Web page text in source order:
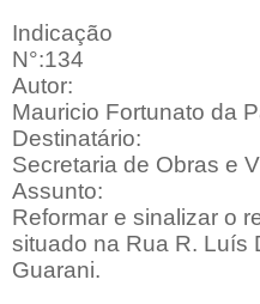
Indicação
N°:134
Autor:
Mauricio Fortunato da
Destinatário:
Secretaria de Obras e
Assunto:
Reformar e sinalizar o
situado na Rua R. Luís
Guarani.